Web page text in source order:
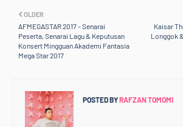
Kaisar
Longgok
OLDER
AFMEGASTAR 2017 - Senarai
Peserta, Senarai Lagu & Keputusan
Konsert Mingguan Akademi Fantasia
Mega Star 2017
POSTED BYRAFZAN TOMOMI